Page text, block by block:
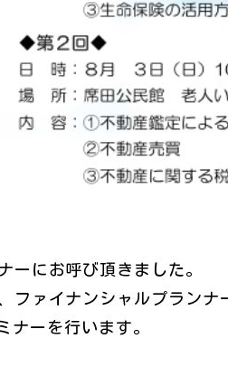
ーにお呼び頂きました。
ファイナンシャルプラン
ーを行います。